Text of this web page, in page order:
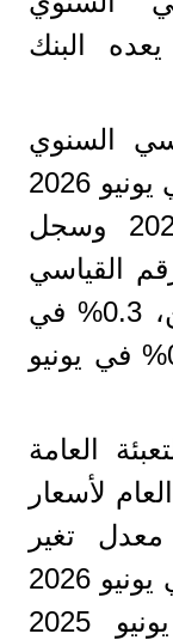
البنك
السنوي
ارتفع التضخم إلي 14.3% في يونيو 2026
مقابل 13.8% في مايو 2026 وسجل
القياسي
الأساسي لأسعار المستهلكين، 0.3% في
يونيو 2026 مقابل سالب 0,2% في يونيو
العامة
لأسعار
تغير
شهري قدره سالب 0,4% في يونيو 2026
مقابل سالب 0.1% في يونيو 2025